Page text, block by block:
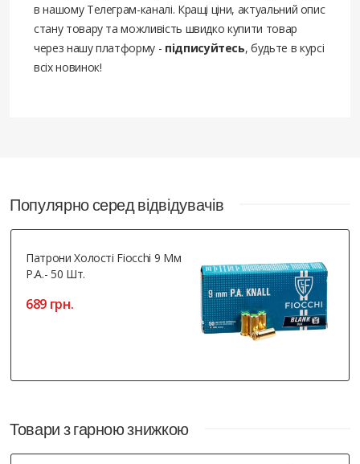
в нашому Телеграм-каналі. Кращі ціни, актуальний опис
стану товару та можливість швидко купити товар
через нашу платформу - підписуйтесь, будьте в курсі
всіх новинок!
Популярно серед відвідувачів
Патрони Холості Fiocchi 9 Мм
Р.А.- 50 Шт.
689 грн.
Товари з гарною знижкою